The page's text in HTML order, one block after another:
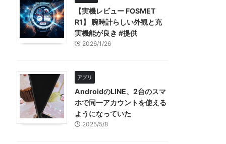
【実機レビュー FOSMET
R1】 腕時計らしい外観と充
実機能が良き #提供
2026/1/26
アプリ
AndroidのLINE、2台のスマ
ホで同一アカウントを使える
ようになっていた
2025/5/8